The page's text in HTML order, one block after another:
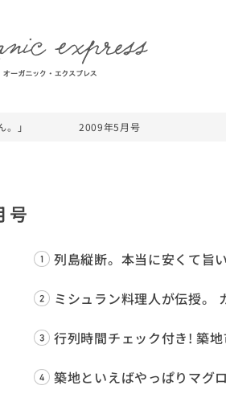
はん。」 2009年5月号
列島縦断。本当に安くて旨
ミシュラン料理人が伝授。
行列時間チェック付き! 築
築地といえばやっぱりマグ